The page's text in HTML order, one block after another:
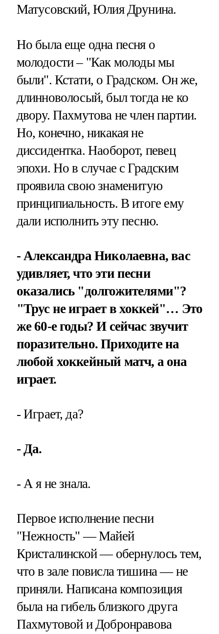
Матусовский, Юлия Друнина.
Но была еще одна песня о
молодости – "Как молоды мы
были". Кстати, о Градском. Он же,
длинноволосый, был тогда не ко
двору. Пахмутова не член партии.
Но, конечно, никакая не
диссидентка. Наоборот, певец
эпохи. Но в случае с Градским
проявила свою знаменитую
принципиальность. В итоге ему
дали исполнить эту песню.
- Александра Николаевна, вас
удивляет, что эти песни
оказались "долгожителями"?
"Трус не играет в хоккей"… Это
же 60-е годы? И сейчас звучит
поразительно. Приходите на
любой хоккейный матч, а она
играет.
- Играет, да?
- Да.
- А я не знала.
Первое исполнение песни
"Нежность" — Майей
Кристалинской — обернулось тем,
что в зале повисла тишина — не
приняли. Написана композиция
была на гибель близкого друга
Пахмутовой и Добронравова